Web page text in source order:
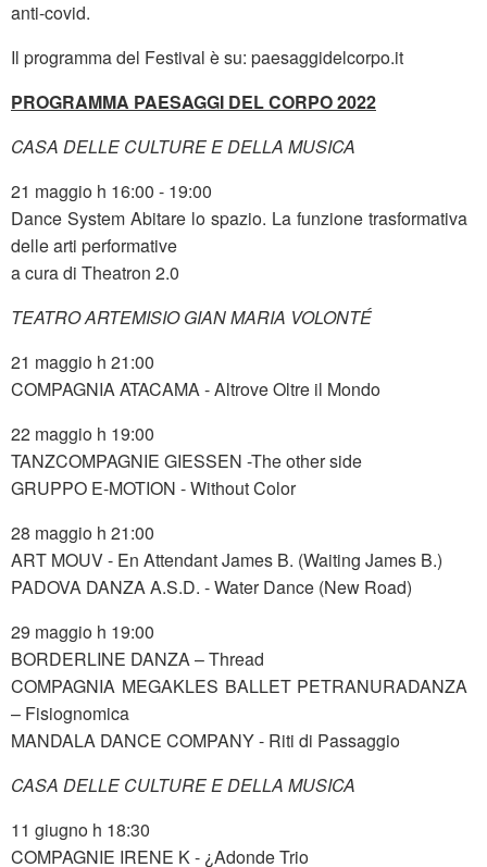
anti-covid.
Il programma del Festival è su: paesaggidelcorpo.it
PROGRAMMA PAESAGGI DEL CORPO 2022
CASA DELLE CULTURE E DELLA MUSICA
21 maggio h 16:00 - 19:00
Dance System Abitare lo spazio. La funzione trasformativa
delle arti performative
a cura di Theatron 2.0
TEATRO ARTEMISIO GIAN MARIA VOLONTÉ
21 maggio h 21:00
COMPAGNIA ATACAMA - Altrove Oltre il Mondo
22 maggio h 19:00
TANZCOMPAGNIE GIESSEN -The other side
GRUPPO E-MOTION - Without Color
28 maggio h 21:00
ART MOUV - En Attendant James B. (Waiting James B.)
PADOVA DANZA A.S.D. - Water Dance (New Road)
29 maggio h 19:00
BORDERLINE DANZA – Thread
COMPAGNIA MEGAKLES BALLET PETRANURADANZA
– Fisiognomica
MANDALA DANCE COMPANY - Riti di Passaggio
CASA DELLE CULTURE E DELLA MUSICA
11 giugno h 18:30
COMPAGNIE IRENE K - ¿Adonde Trio